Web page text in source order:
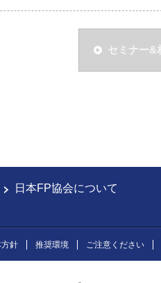
セミナー&
日本FP協会について
針 推奨環境 ご注意ください